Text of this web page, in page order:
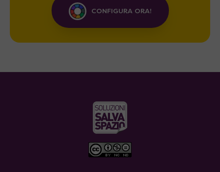
CONFIGURA ORA!